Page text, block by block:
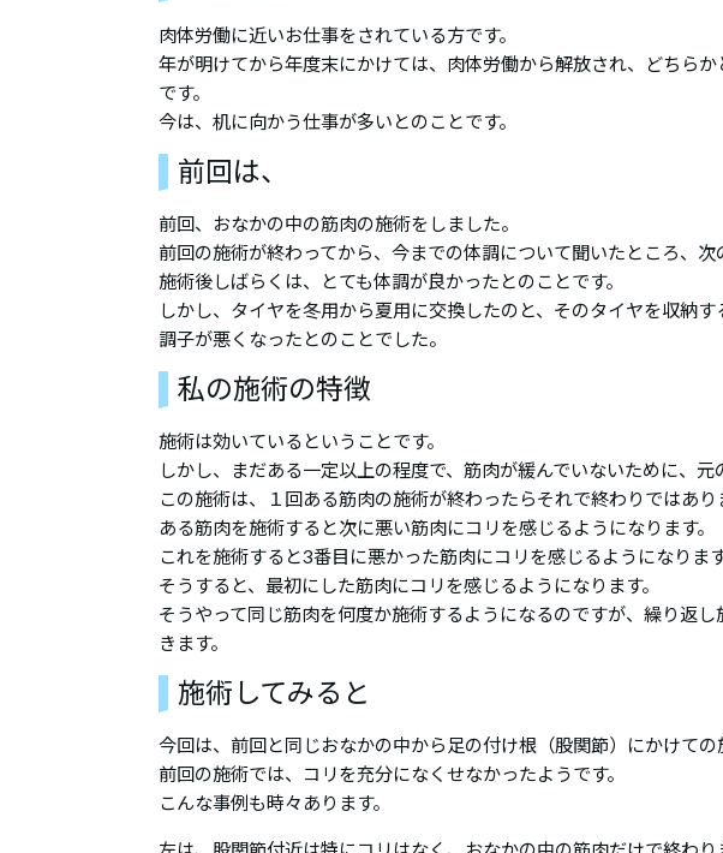
肉体労働に近いお仕事をされている方です。
年が明けてから年度末にかけては、肉体労働から解放され、どちら
です。
今は、机に向かう仕事が多いとのことです。
前回は、
前回、おなかの中の筋肉の施術をしました。
前回の施術が終わってから、今までの体調について聞いたところ、次
施術後しばらくは、とても体調が良かったとのことです。
しかし、タイヤを冬用から夏用に交換したのと、そのタイヤを収納
調子が悪くなったとのことでした。
私の施術の特徴
施術は効いているということです。
しかし、まだある一定以上の程度で、筋肉が緩んでいないために、元
この施術は、１回ある筋肉の施術が終わったらそれで終わりではあり
ある筋肉を施術すると次に悪い筋肉にコリを感じるようになります。
これを施術すると3番目に悪かった筋肉にコリを感じるようになります
そうすると、最初にした筋肉にコリを感じるようになります。
そうやって同じ筋肉を何度か施術するようになるのですが、繰り返
きます。
施術してみると
今回は、前回と同じおなかの中から足の付け根（股関節）にかけての
前回の施術では、コリを充分になくせなかったようです。
こんな事例も時々あります。